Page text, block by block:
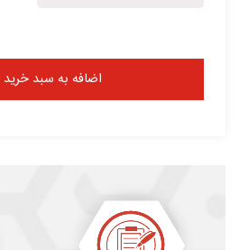
اضافه به سبد خرید